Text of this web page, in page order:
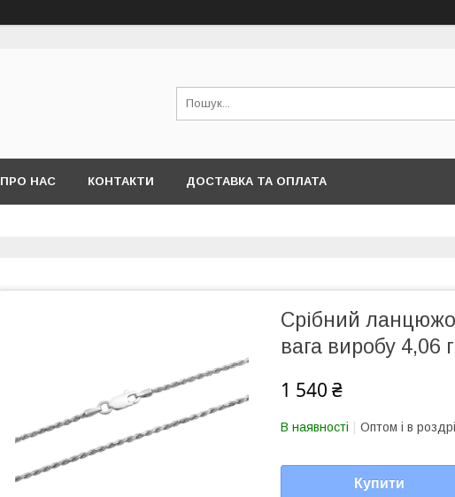
ПРО НАС КОНТАКТИ ДОСТАВКА ТА ОПЛАТА
Срібний
вага виробу 4,06
1 540 ₴
В наявності Оптом і в
Купити